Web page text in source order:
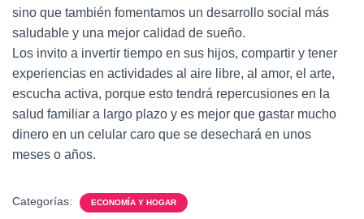
sino que también fomentamos un desarrollo social más
saludable y una mejor calidad de sueño.
Los invito a invertir tiempo en sus hijos, compartir y tener
experiencias en actividades al aire libre, al amor, el arte,
escucha activa, porque esto tendrá repercusiones en la
salud familiar a largo plazo y es mejor que gastar mucho
dinero en un celular caro que se desechará en unos
meses o años.
Categorías: ECONOMÍA Y HOGAR